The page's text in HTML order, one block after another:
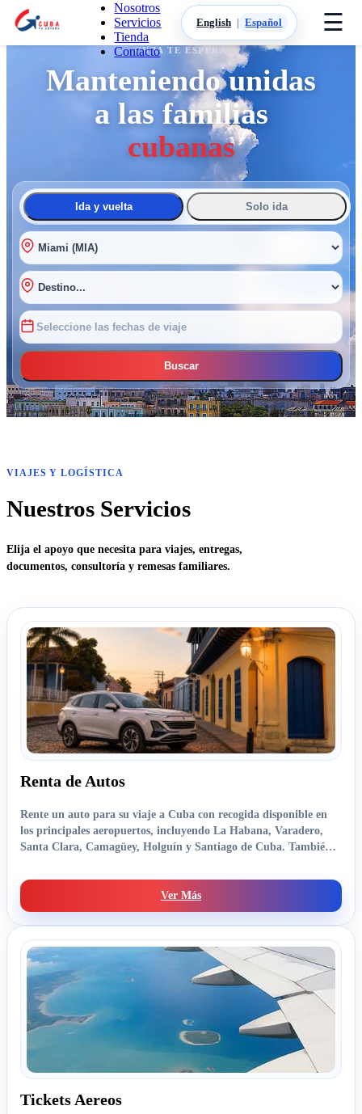
Nosotros
Servicios
Tienda
Contacto
English | Español ☰
CUBA TE ESPERA
Manteniendo unidas
a las familias
cubanas
Ida y vuelta Solo ida
Buscar
VIAJES Y LOGÍSTICA
Nuestros Servicios
Elija el apoyo que necesita para viajes, entregas,
documentos, consultoría y remesas familiares.
Renta de Autos
Rente un auto para su viaje a Cuba con recogida disponible en
los principales aeropuertos, incluyendo La Habana, Varadero,
Santa Clara, Camagüey, Holguín y Santiago de Cuba. También
Ver Más
Tickets Aereos